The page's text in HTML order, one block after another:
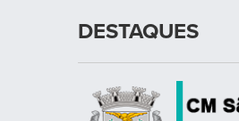
DESTAQUES